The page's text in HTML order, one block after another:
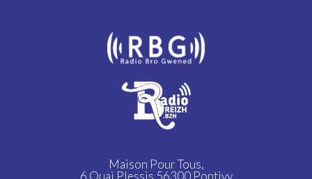
Maison Pour Tous,
6 Quai Plessis 56300 Pontivy